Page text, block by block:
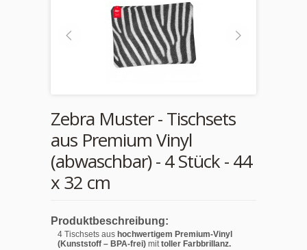
Zebra Muster - Tischsets
aus Premium Vinyl
(abwaschbar) - 4 Stück - 44
x 32 cm
Produktbeschreibung:
4 Tischsets aus hochwertigem Premium-Vinyl
(Kunststoff – BPA-frei) mittoller Farbbrillanz.